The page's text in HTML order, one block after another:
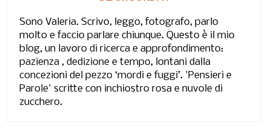
Sono Valeria. Scrivo, leggo, fotografo, parlo
molto e faccio parlare chiunque. Questo è il mio
blog, un lavoro di ricerca e approfondimento:
pazienza , dedizione e tempo, lontani dalla
concezioni del pezzo ‘mordi e fuggi’. 'Pensieri e
Parole' scritte con inchiostro rosa e nuvole di
zucchero.